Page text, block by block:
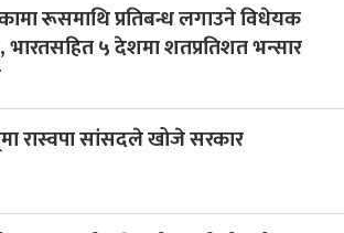
रूसमाथि प्रतिबन्ध लगाउने विधेयक
भारतसहित ५ देशमा शतप्रतिशत भन्सार
रास्वपा सांसदले खोजे सरकार